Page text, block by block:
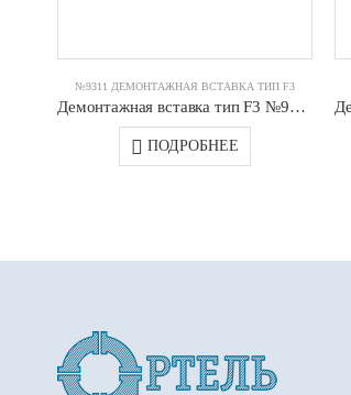
№9311 ДЕМОНТАЖНАЯ ВСТАВКА ТИП F3
Демонтажная вставка тип F3 №9311 DN0500 PN10 JAFAR
ПОДРОБНЕЕ